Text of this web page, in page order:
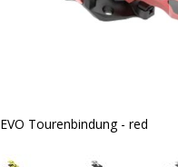
Tourenbindung - red